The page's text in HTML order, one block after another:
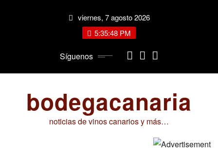
viernes, 7 agosto 2026
5:35:49 PM
Síguenos
bodegacanaria
noticias de vinos canarios y más…